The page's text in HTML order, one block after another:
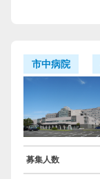
市中病院
募集人数